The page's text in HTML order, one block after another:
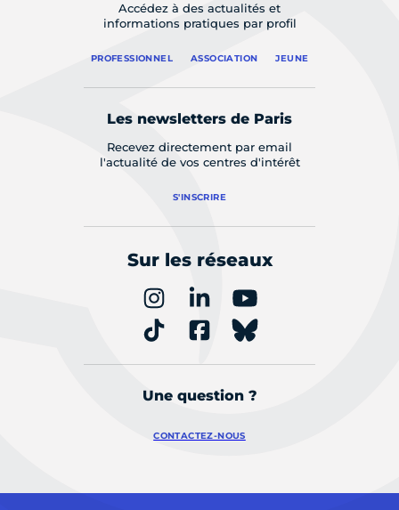
Accédez à des actualités et
informations pratiques par profil
PROFESSIONNEL ASSOCIATION JEUNE
Les newsletters de Paris
Recevez directement par email
l'actualité de vos centres d'intérêt
S'INSCRIRE
Sur les réseaux
Une question ?
CONTACTEZ-NOUS